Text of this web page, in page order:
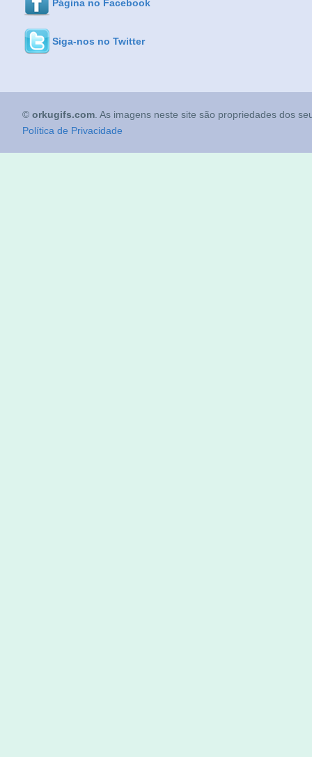
Página no Facebook
Siga-nos no Twitter
© orkugifs.com . As imagens neste site são propriedades dos
Política de Privacidade